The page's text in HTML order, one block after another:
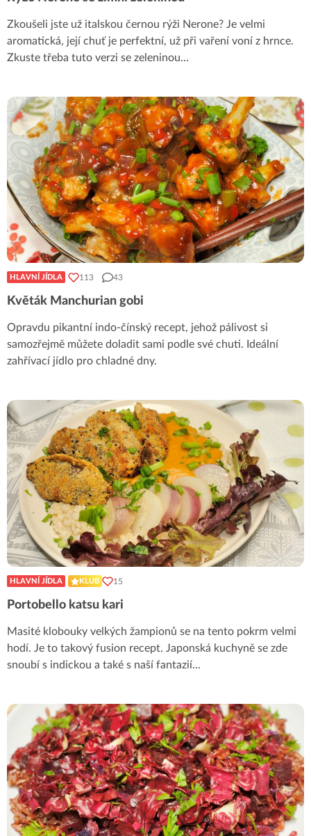
Zkoušeli jste už italskou černou rýži Nerone? Je velmi
aromatická, její chuť je perfektní, už při vaření voní z hrnce.
Zkuste třeba tuto verzi se zeleninou...
HLAVNÍ JÍDLA 113 43
Květák Manchurian gobi
Opravdu pikantní indo-čínský recept, jehož pálivost si
samozřejmě můžete doladit sami podle své chuti. Ideální
zahřívací jídlo pro chladné dny.
HLAVNÍ JÍDLA KLUB 15
Portobello katsu kari
Masité klobouky velkých žampionů se na tento pokrm velmi
hodí. Je to takový fusion recept. Japonská kuchyně se zde
snoubí s indickou a také s naší fantazií...